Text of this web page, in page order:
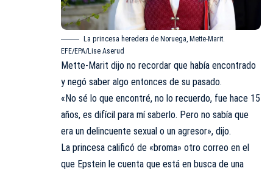
La princesa heredera de Noruega, Mette-Marit.
EFE/EPA/Lise Aserud
Mette-Marit dijo no recordar que había encontrado
y negó saber algo entonces de su pasado.
«No sé lo que encontré, no lo recuerdo, fue hace 15
años, es difícil para mí saberlo. Pero no sabía que
era un delincuente sexual o un agresor», dijo.
La princesa calificó de «broma» otro correo en el
que Epstein le cuenta que está en busca de una